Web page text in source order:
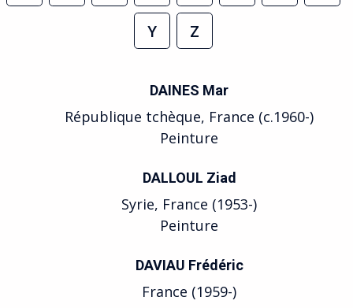
Y
Z
DAINES Mar
République tchèque, France (c.1960-)
Peinture
DALLOUL Ziad
Syrie, France (1953-)
Peinture
DAVIAU Frédéric
France (1959-)